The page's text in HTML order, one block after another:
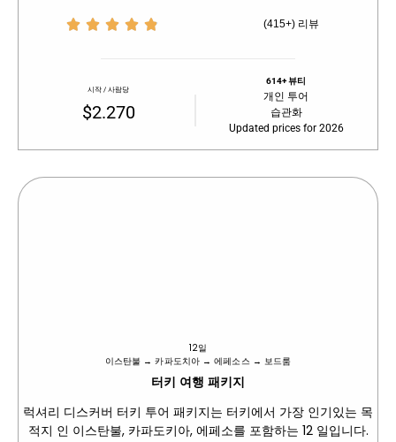
     (415+) 리뷰
시작 / 사람당
$2.270
614+ 뷰티
개인 투어
습관화
Updated prices for 2026
12일
이스탄불 → 카파도치아 → 에페소스 → 보드룸
터키 여행 패키지
럭셔리 디스커버 터키 투어 패키지는 터키에서 가장 인기있는 목
적지 인 이스탄불, 카파도키아, 에페소를 포함하는 12 일입니다.